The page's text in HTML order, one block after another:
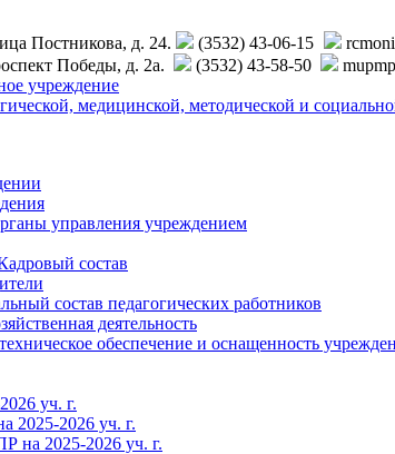
Постникова, д. 24. (3532) 43-06-15
Победы, д. 2а.
(3532) 43-58-50
учреждение
медицинской, методической и
управления учреждением
состав
состав педагогических работников
деятельность
обеспечение и оснащенность
уч. г.
2025-2026 уч. г.
на 2025-2026 уч. г.